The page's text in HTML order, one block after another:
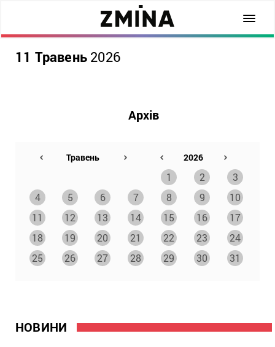
11 Травень 2026
НОВИНИ
Архів
1 2
3
4
5 6 7 8 9
10
11
12 13 14 15 16
17
18
19 20 21 22 23
24
25
26 27 28 29 30 31